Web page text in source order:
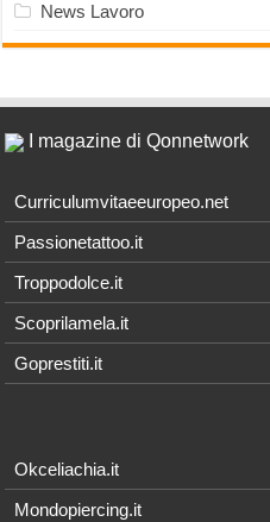
News Lavoro
I magazine di Qonnetwork
Curriculumvitaeeuropeo.net
Passionetattoo.it
Troppodolce.it
Scoprilamela.it
Goprestiti.it
Okceliachia.it
Mondopiercing.it